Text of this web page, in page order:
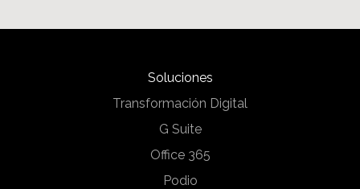
Soluciones
Transformación Digital
G Suite
Office 365
Podio